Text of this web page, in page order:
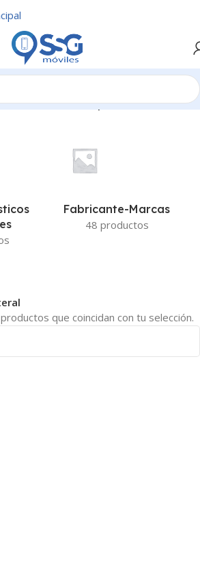
“cámara triple”
Fabricante-Marcas
48 productos
que coincidan con tu selección.